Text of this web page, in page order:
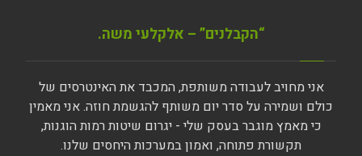
“הקבלנים” – אלקלעי משה.
אני מחויב לעבודה משותפת, המכבד את האינטרסים של
כולם ושמירה על סדר יום משותף להגשמת חוזה. אני מאמין
כי מאמץ מוגבר בעסק שלי - יגרום שיטות רמות הוגנות,
תקשורת פתוחה, ואמון במערכות היחסים שלנו.